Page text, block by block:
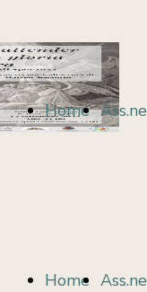
Home Ass.ne
Libri
Home Ass.ne